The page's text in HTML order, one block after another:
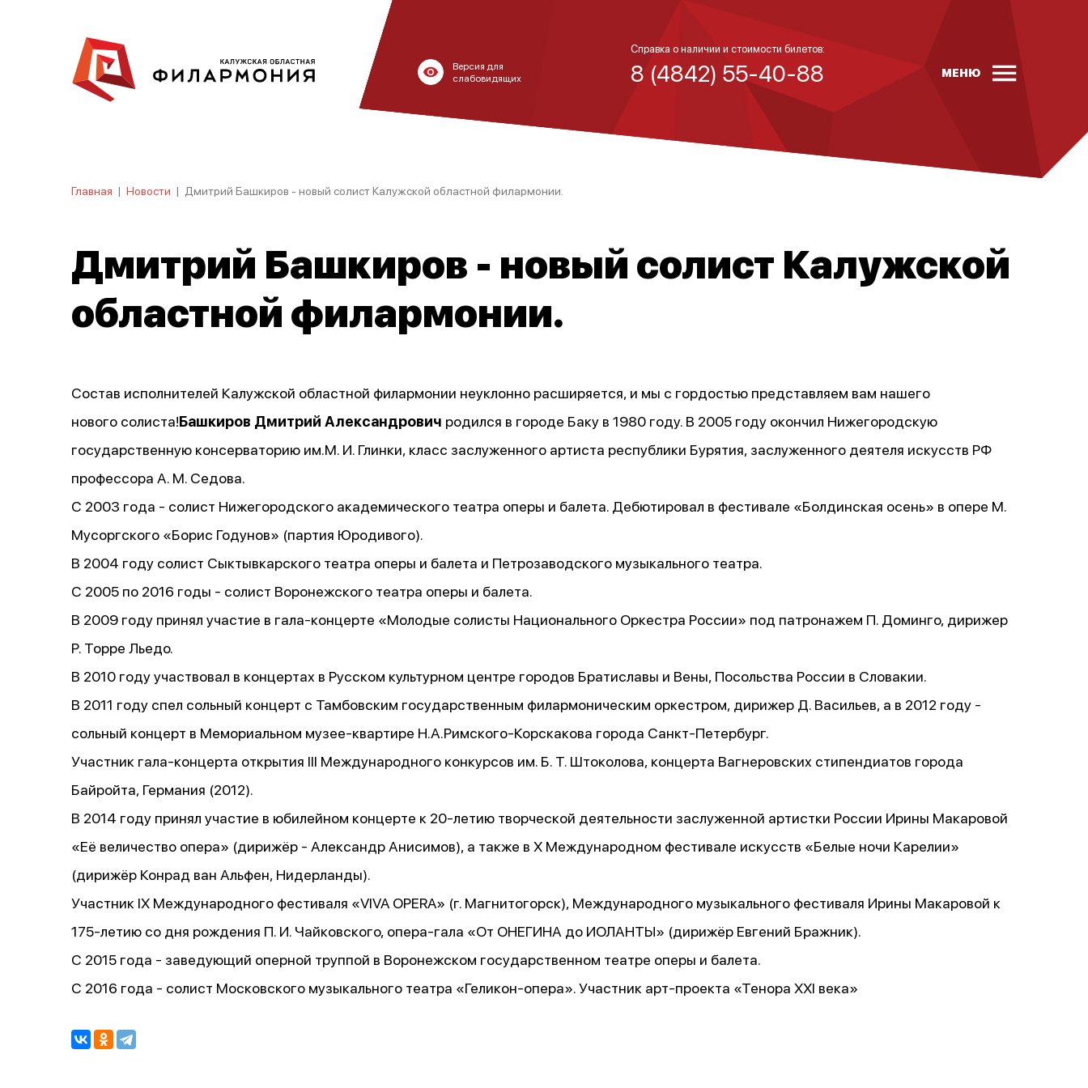
Версия для
слабовидящих
Справка о наличии и стоимости билетов:
8 (4842) 55-40-88 МЕНЮ
Главная | Новости | Дмитрий Башкиров - новый солист Калужской областной филармонии.
Дмитрий Башкиров - новый солист Калужской
областной филармонии.
Состав исполнителей Калужской областной филармонии неуклонно расширяется, и мы с гордостью представляем вам нашего
нового солиста!Башкиров Дмитрий Александрович родился в городе Баку в 1980 году. В 2005 году окончил Нижегородскую
государственную консерваторию им.М. И. Глинки, класс заслуженного артиста республики Бурятия, заслуженного деятеля искусств РФ
профессора А. М. Седова.
С 2003 года - солист Нижегородского академического театра оперы и балета. Дебютировал в фестивале «Болдинская осень» в опере М.
Мусоргского «Борис Годунов» (партия Юродивого).
В 2004 году солист Сыктывкарского театра оперы и балета и Петрозаводского музыкального театра.
С 2005 по 2016 годы - солист Воронежского театра оперы и балета.
В 2009 году принял участие в гала-концерте «Молодые солисты Национального Оркестра России» под патронажем П. Доминго, дирижер
Р. Торре Льедо.
В 2010 году участвовал в концертах в Русском культурном центре городов Братиславы и Вены, Посольства России в Словакии.
В 2011 году спел сольный концерт с Тамбовским государственным филармоническим оркестром, дирижер Д. Васильев, а в 2012 году -
сольный концерт в Мемориальном музее-квартире Н.А.Римского-Корскакова города Санкт-Петербург.
Участник гала-концерта открытия III Международного конкурсов им. Б. Т. Штоколова, концерта Вагнеровских стипендиатов города
Байройта, Германия (2012).
В 2014 году принял участие в юбилейном концерте к 20-летию творческой деятельности заслуженной артистки России Ирины Макаровой
«Её величество опера» (дирижёр - Александр Анисимов), а также в X Международном фестивале искусств «Белые ночи Карелии»
(дирижёр Конрад ван Альфен, Нидерланды).
Участник IX Международного фестиваля «VIVA OPERA» (г. Магнитогорск), Международного музыкального фестиваля Ирины Макаровой к
175-летию со дня рождения П. И. Чайковского, опера-гала «От ОНЕГИНА до ИОЛАНТЫ» (дирижёр Евгений Бражник).
С 2015 года - заведующий оперной труппой в Воронежском государственном театре оперы и балета.
С 2016 года - солист Московского музыкального театра «Геликон-опера». Участник арт-проекта «Тенора XXI века»